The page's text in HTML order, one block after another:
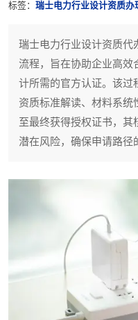
标签： 瑞士电力行业设计资质办
瑞士电力行业设计资质代
流程，旨在协助企业高效
计所需的官方认证。该过
资质标准解读、材料系统
至最终获得授权证书，
潜在风险，确保申请路径